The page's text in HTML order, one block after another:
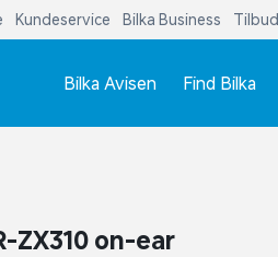
Kundeservice Bilka Business Tilbud
Bilka Avisen Find Bilka
ZX310 on-ear